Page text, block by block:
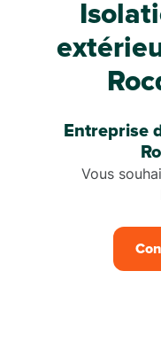
Entreprise
Vous